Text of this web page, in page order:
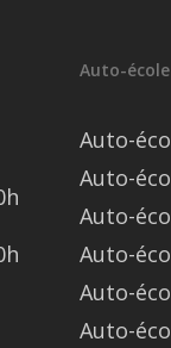
Auto-école
Auto-
Auto-
Auto-
Auto-
Auto-
Auto-